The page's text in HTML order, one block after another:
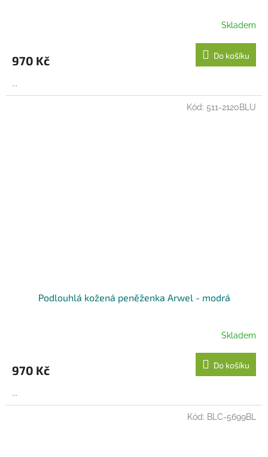
Skladem
970 Kč Do košíku
...
Podlouhlá kožená peněženka Arwel - modrá
Skladem
970 Kč Do košíku
...
Kód: 511-2120BLU
Kód: BLC-5699BL